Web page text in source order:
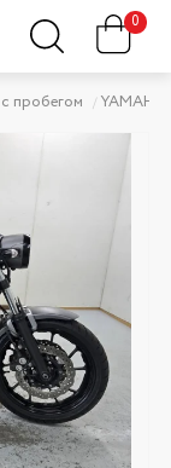
0
пробегом YAMAHA